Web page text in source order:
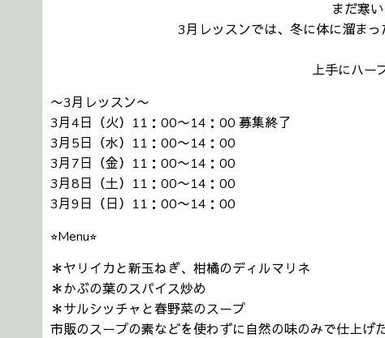
まだ寒
3月レッスンでは、冬に体に溜ま
上手にハー
〜3月レッスン〜
3月4日（火）11：00〜14：00 募集終了
3月5日（水）11：00〜14：00
3月7日（金）11：00〜14：00
3月8日（土）11：00〜14：00
3月9日（日）11：00〜14：00
⭐︎Menu⭐︎
＊ヤリイカと新玉ねぎ、柑橘のディルマリネ
＊かぶの葉のスパイス炒め
＊サルシッチャと春野菜のスープ
市販のスープの素などを使わずに自然の味のみで仕上げ